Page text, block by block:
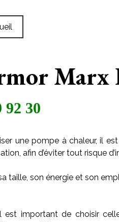
92 30
une pompe à chaleur, il
afin d’éviter tout risque
taille, son énergie et son
est important de choisir